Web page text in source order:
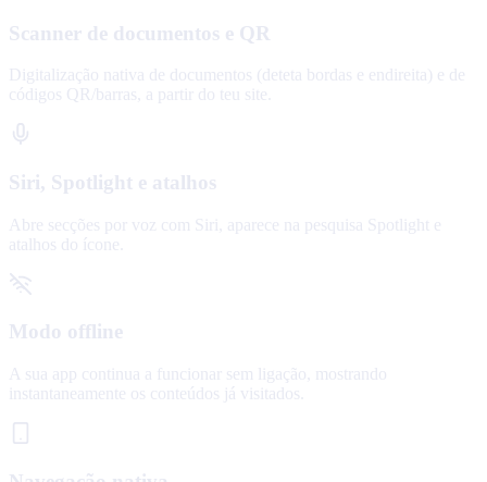
Scanner de documentos e QR
Digitalização nativa de documentos (deteta bordas e endireita) e de
códigos QR/barras, a partir do teu site.
Siri, Spotlight e atalhos
Abre secções por voz com Siri, aparece na pesquisa Spotlight e
atalhos do ícone.
Modo offline
A sua app continua a funcionar sem ligação, mostrando
instantaneamente os conteúdos já visitados.